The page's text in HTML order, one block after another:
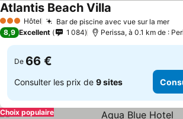
3 ÉtoilesHôtel Bar de piscine avec vue sur la mer
Atlantis Beach Villa
8,9 Excellent 1 084 Perissa, à 0.1 km de :
De 66 €
Consulter les prix de 9 sites
Choix populaire